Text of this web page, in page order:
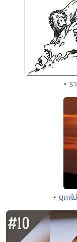
• ร
• บุญไ